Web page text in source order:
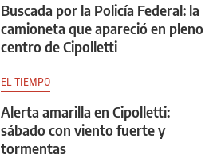
Buscada por la Policía Federal: la
camioneta que apareció en pleno
centro de Cipolletti
EL TIEMPO
Alerta amarilla en Cipolletti:
sábado con viento fuerte y
tormentas